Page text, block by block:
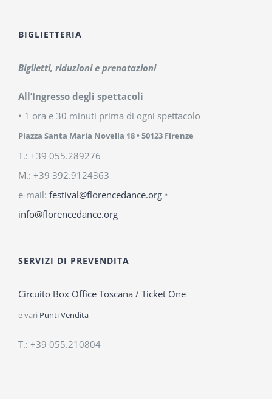
BIGLIETTERIA
Biglietti, riduzioni e prenotazioni
All’Ingresso degli spettacoli
• 1 ora e 30 minuti prima di ogni spettacolo
Piazza Santa Maria Novella 18• 50123 Firenze
T.: +39 055.289276
M.: +39 392.9124363
e-mail: festival@florencedance.org •
info@florencedance.org
SERVIZI DI PREVENDITA
Circuito Box Office Toscana / Ticket One
e vari Punti Vendita
T.: +39 055.210804